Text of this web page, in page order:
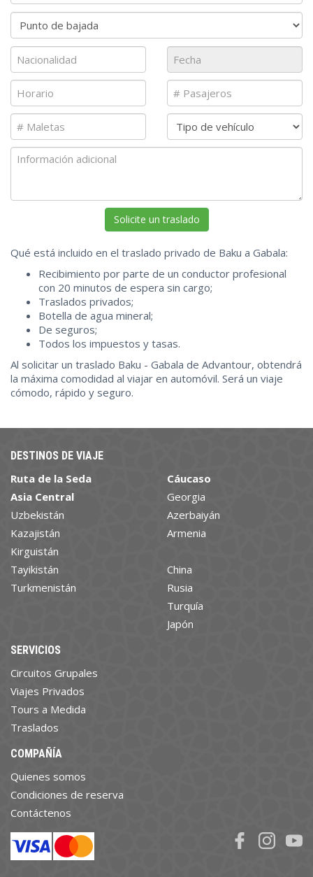
Qué está incluido en el traslado privado de Baku a Gabala:
Recibimiento por parte de un conductor profesional
con 20 minutos de espera sin cargo;
Traslados privados;
Botella de agua mineral;
De seguros;
Todos los impuestos y tasas.
Al solicitar un traslado Baku - Gabala de Advantour, obtendrá
la máxima comodidad al viajar en automóvil. Será un viaje
cómodo, rápido y seguro.
DESTINOS DE VIAJE
Ruta de la Seda
Asia Central
Uzbekistán
Kazajistán
Kirguistán
Tayikistán
Turkmenistán
Cáucaso
Georgia
Azerbaiyán
Armenia
China
Rusia
Turquía
Japón
SERVICIOS
Circuitos Grupales
Viajes Privados
Tours a Medida
Traslados
COMPAÑÍA
Quienes somos
Condiciones de reserva
Contáctenos